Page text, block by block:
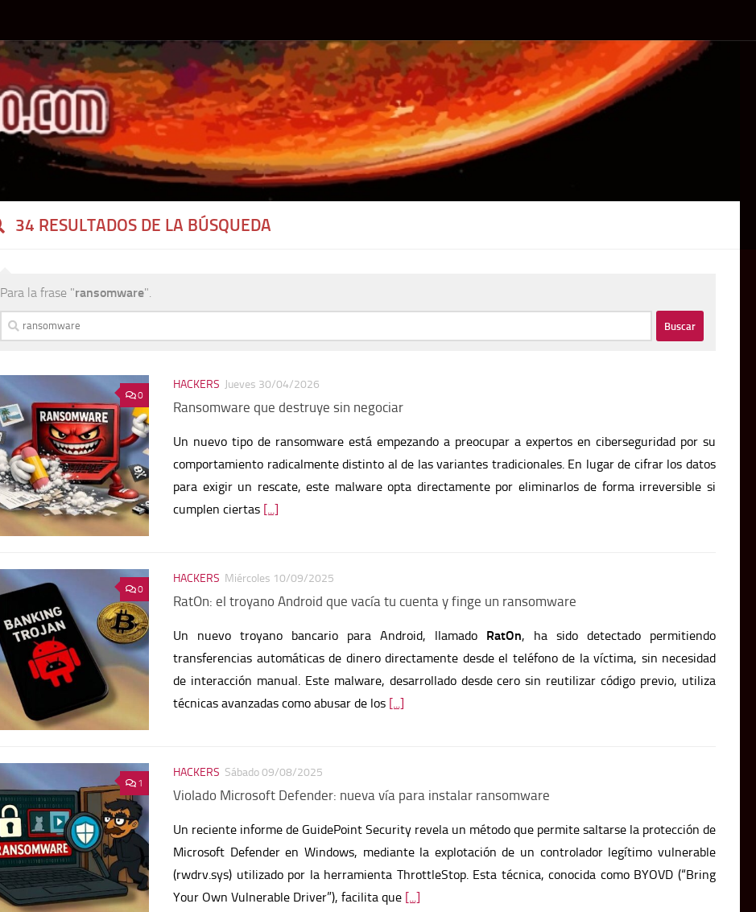
34 RESULTADOS DE LA BÚSQUEDA
Para la frase "ransomware".
Buscar:
0
HACKERS Jueves 30/04/2026
Ransomware que destruye sin negociar
Un nuevo tipo de ransomware está empezando a preocupar a expertos en ciberseguridad por su
comportamiento radicalmente distinto al de las variantes tradicionales. En lugar de cifrar los datos
para exigir un rescate, este malware opta directamente por eliminarlos de forma irreversible si
cumplen ciertas [...]
0
HACKERS Miércoles 10/09/2025
RatOn: el troyano Android que vacía tu cuenta y finge un ransomware
Un nuevo troyano bancario para Android, llamado RatOn, ha sido detectado permitiendo
transferencias automáticas de dinero directamente desde el teléfono de la víctima, sin necesidad
de interacción manual. Este malware, desarrollado desde cero sin reutilizar código previo, utiliza
técnicas avanzadas como abusar de los [...]
1
HACKERS Sábado 09/08/2025
Violado Microsoft Defender: nueva vía para instalar ransomware
Un reciente informe de GuidePoint Security revela un método que permite saltarse la protección de
Microsoft Defender en Windows, mediante la explotación de un controlador legítimo vulnerable
(rwdrv.sys) utilizado por la herramienta ThrottleStop. Esta técnica, conocida como BYOVD (“Bring
Your Own Vulnerable Driver”), facilita que [...]